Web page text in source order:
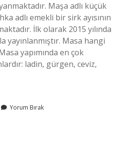
Maşa adlı küçük
adlı emekli bir sirk ayısının
İlk olarak 2015 yılında
yayınlanmıştır. Masa hangi
yapımında en çok
ladin, gürgen, ceviz,
Yorum Bırak